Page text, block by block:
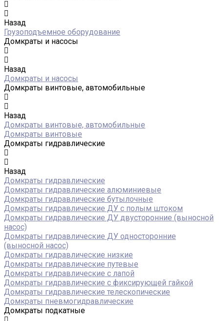
Назад
Грузоподъемное оборудование
Домкраты и насосы
Назад
Домкраты и насосы
Домкраты винтовые, автомобильные
Назад
Домкраты винтовые, автомобильные
Домкраты винтовые
Домкраты гидравлические
Назад
Домкраты гидравлические
Домкраты гидравлические алюминиевые
Домкраты гидравлические бутылочные
Домкраты гидравлические ДУ c полым штоком
Домкраты гидравлические ДУ двусторонние (выносной
насос)
Домкраты гидравлические ДУ односторонние
(выносной насос)
Домкраты гидравлические низкие
Домкраты гидравлические путевые
Домкраты гидравлические с лапой
Домкраты гидравлические с фиксирующей гайкой
Домкраты гидравлические телескопические
Домкраты пневмогидравлические
Домкраты подкатные